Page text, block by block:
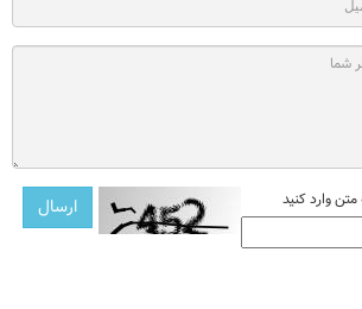
وارد کنید